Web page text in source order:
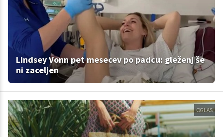
Lindsey Vonn pet mesecev po padcu: gleženj še
ni zaceljen
OGLAS